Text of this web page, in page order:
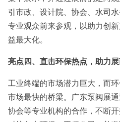
引市政、设计院、协会、水司
专业观众前来参观，以助力创
益最大化。
亮点四、直击环保热点，助力
工业终端的市场潜力巨大，而
市场最快的桥梁。广东泵阀展
协会等专业机构的合作，不断